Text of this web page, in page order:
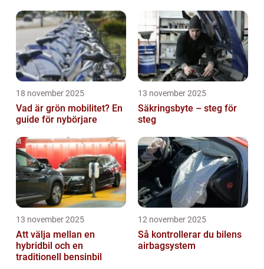
18 november 2025
Vad är grön mobilitet? En
guide för nybörjare
13 november 2025
Säkringsbyte – steg för
steg
13 november 2025
Att välja mellan en
hybridbil och en
traditionell bensinbil
12 november 2025
Så kontrollerar du bilens
airbagsystem